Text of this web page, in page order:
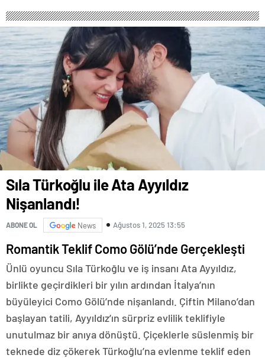
Sıla Türkoğlu ile Ata Ayyıldız
Nişanlandı!
ABONE OL News Ağustos 1, 2025 13:55
Romantik Teklif Como Gölü’nde Gerçekleşti
Ünlü oyuncu Sıla Türkoğlu ve iş insanı Ata Ayyıldız,
birlikte geçirdikleri bir yılın ardından İtalya’nın
büyüleyici Como Gölü’nde nişanlandı. Çiftin Milano’dan
başlayan tatili, Ayyıldız’ın sürpriz evlilik teklifiyle
unutulmaz bir anıya dönüştü. Çiçeklerle süslenmiş bir
teknede diz çökerek Türkoğlu’na evlenme teklif eden